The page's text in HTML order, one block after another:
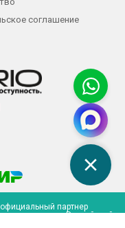
соглашение
партнер
на территории Российской